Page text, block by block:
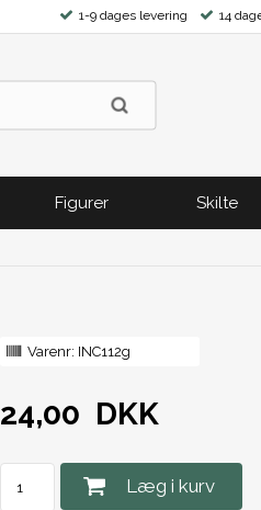
1-9 dages levering 14
Figurer Skilte
Varenr: INC112g
24,00 DKK
Læg i kurv